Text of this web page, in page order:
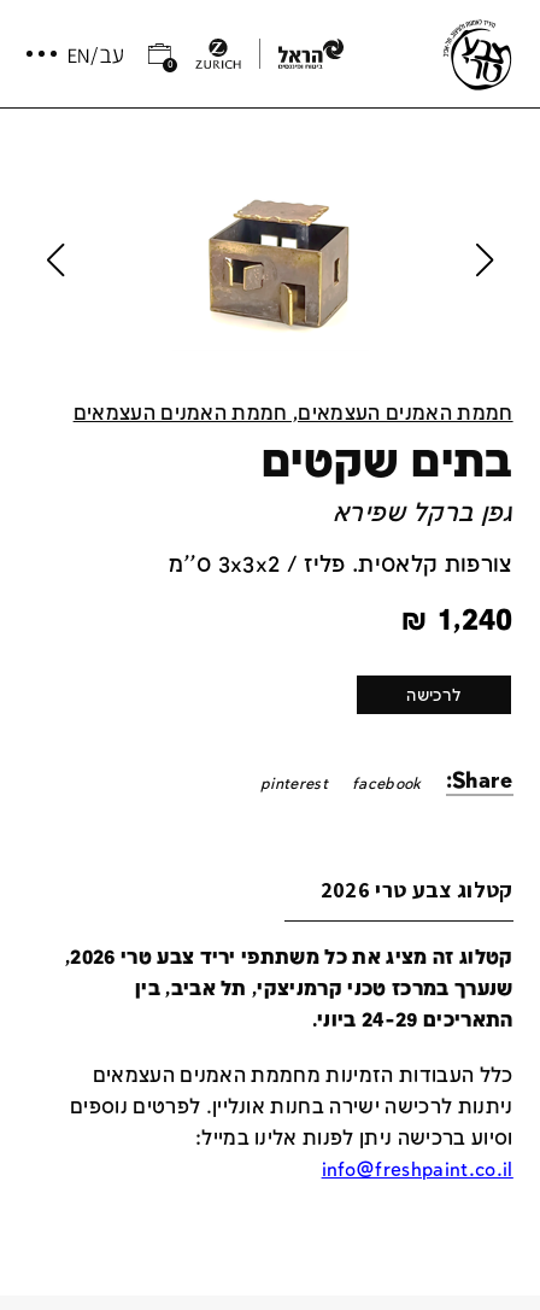
0
חממת האמנים העצמאים, חממת האמנים העצמאים
בתים שקטים
גפן ברקל שפירא
צורפות קלאסית. פליז / 3x3x2 ס''מ
1,240
₪
לרכישה
Share:
facebook
pinterest
קטלוג צבע טרי 2026
קטלוג זה מציג את כל משתתפי יריד צבע טרי 2026,
שנערך במרכז טכני קרמניצקי, תל אביב, בין
התאריכים 24-29 ביוני.
כלל העבודות הזמינות מחממת האמנים העצמאים
ניתנות לרכישה ישירה בחנות אונליין. לפרטים נוספים
וסיוע ברכישה ניתן לפנות אלינו במייל:
info@freshpaint.co.il